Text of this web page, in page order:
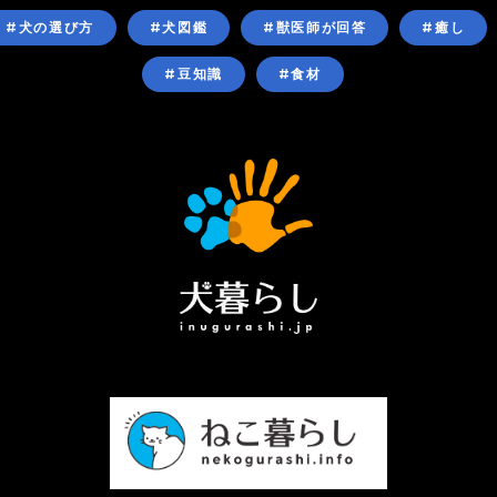
#犬の選び方 #犬図鑑 #獣医師が回答 #癒し
#豆知識 #食材